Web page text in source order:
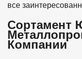
все
Сортамент
Компании